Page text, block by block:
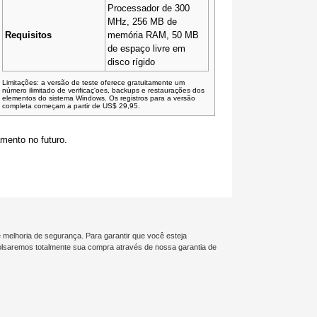
Requisitos
Processador de 300
MHz, 256 MB de
memória RAM, 50 MB
de espaço livre em
disco rígido
Limitações: a versão de teste oferece gratuitamente um
número ilimitado de verificaç'oes, backups e restaurações dos
elementos do sistema Windows. Os registros para a versão
completa começam a partir de US$ 29,95.
no futuro.
de segurança. Para garantir que você esteja
totalmente sua compra através de nossa garantia de